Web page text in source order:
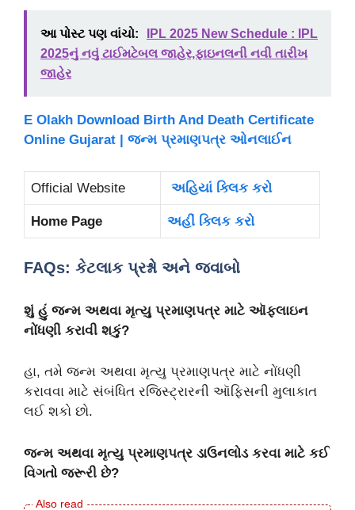
આ પોસ્ટ પણ વાંચો:
IPL 2025 New Schedule : IPL
2025નું નવું ટાઈમટેબલ જાહેર,ફાઇનલની નવી તારીખ
જાહેર
E Olakh Download Birth And Death Certificate
Online Gujarat | જન્મ પ્રમાણપત્ર ઓનલાઈન
Official Website અહિયાં ક્લિક કરો
Home Page અહીં ક્લિક કરો
FAQs: કેટલાક પ્રશ્નો અને જવાબો
શું હું જન્મ અથવા મૃત્યુ પ્રમાણપત્ર માટે ઑફલાઇન
નોંધણી કરાવી શકું?
હા, તમે જન્મ અથવા મૃત્યુ પ્રમાણપત્ર માટે નોંધણી
કરાવવા માટે સંબંધિત રજિસ્ટ્રારની ઑફિસની મુલાકાત
લઈ શકો છો.
જન્મ અથવા મૃત્યુ પ્રમાણપત્ર ડાઉનલોડ કરવા માટે કઈ
વિગતો જરૂરી છે?